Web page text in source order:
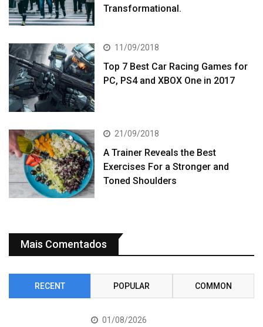
Transformational.
11/09/2018
Top 7 Best Car Racing Games for
PC, PS4 and XBOX One in 2017
21/09/2018
A Trainer Reveals the Best
Exercises For a Stronger and
Toned Shoulders
Mais Comentados
RECENT POPULAR COMMON
01/08/2026